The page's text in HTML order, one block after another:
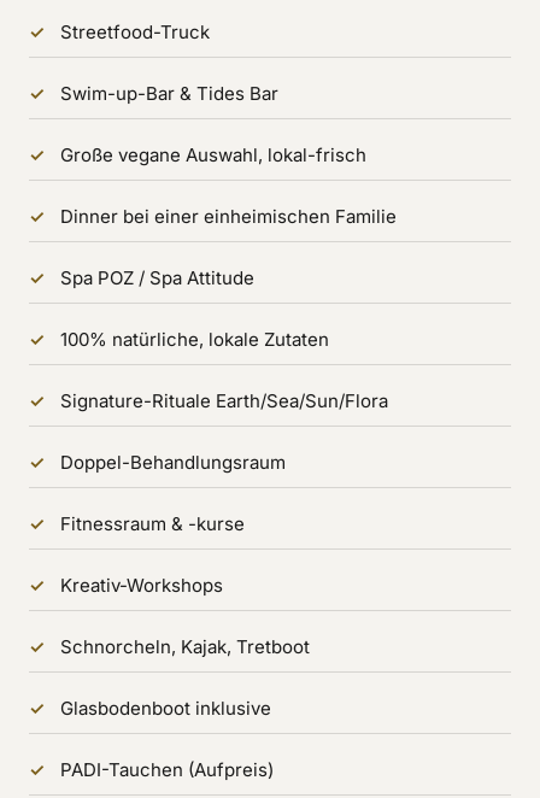
Streetfood-Truck
Swim-up-Bar & Tides Bar
Große vegane Auswahl, lokal-frisch
Dinner bei einer einheimischen Familie
Spa POZ / Spa Attitude
100% natürliche, lokale Zutaten
Signature-Rituale Earth/Sea/Sun/Flora
Doppel-Behandlungsraum
Fitnessraum & -kurse
Kreativ-Workshops
Schnorcheln, Kajak, Tretboot
Glasbodenboot inklusive
PADI-Tauchen (Aufpreis)